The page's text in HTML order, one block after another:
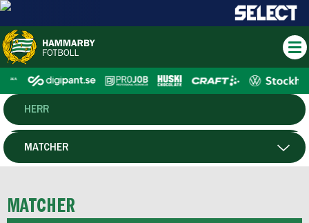
HERR
DAM
P19
MATCHER
MATCHER